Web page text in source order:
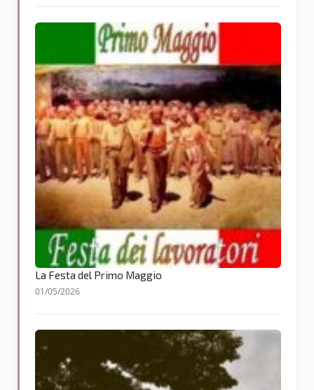
La Festa del Primo Maggio
01/05/2026